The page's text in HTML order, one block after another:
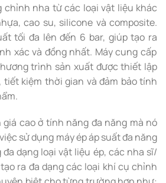
chỉnh nha từ các loại vật liệu khác
cao su, silicone và composite.
tối đa lên đến 6 bar, giúp tạo ra
xác và đồng nhất. Máy cung cấp
trình sản xuất được thiết lập
kiệm thời gian và đảm bảo tính
cao ở tính năng đa năng mà nó
sử dụng máy ép áp suất đa năng
dạng loại vật liệu ép, các nha sĩ/
ra đa dạng các loại khí cụ chỉnh